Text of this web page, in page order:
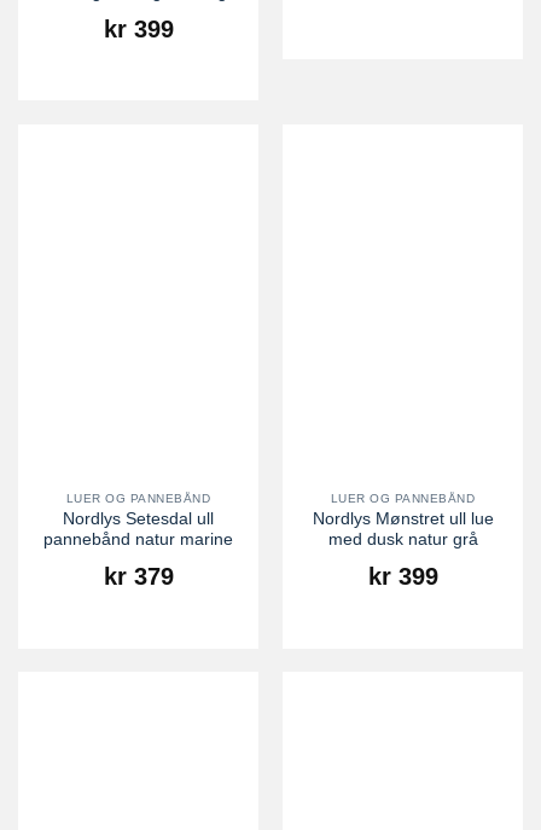
kr399
LUER OG PANNEBÅND
Nordlys Setesdal ull
pannebånd natur marine
kr379
LUER OG PANNEBÅND
Nordlys Mønstret ull lue
med dusk natur grå
kr399